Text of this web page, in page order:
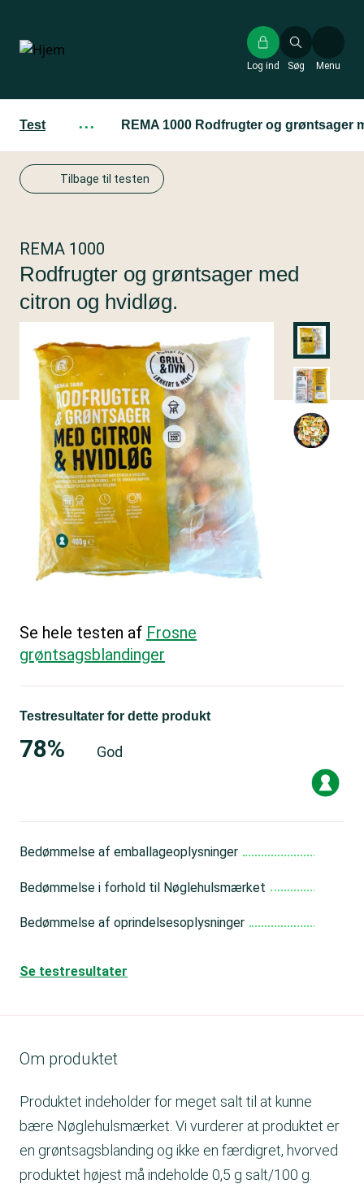
hovedindhold
Søg
Log ind Menu
Test ··· REMA 1000 Rodfrugter og grøntsager
Tilbage til testen
REMA 1000
Rodfrugter og grøntsager med
citron og hvidløg.
Se hele testen af Frosne
grøntsagsblandinger
Testresultater for dette produkt
78% God
Bedømmelse af emballageoplysninger
Bedømmelse i forhold til Nøglehulsmærket
Bedømmelse af oprindelsesoplysninger
Se testresultater
Om produktet
Produktet indeholder for meget salt til at kunne
bære Nøglehulsmærket. Vi vurderer at produktet er
en grøntsagsblanding og ikke en færdigret, hvorved
produktet højest må indeholde 0,5 g salt/100 g.